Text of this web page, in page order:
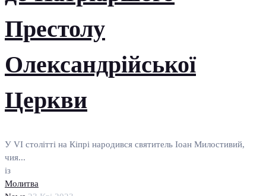
Престолу
Олександрійської
Церкви
У VI столітті на Кіпрі народився святитель Іоан Милостивий,
чия...
із
Молитва